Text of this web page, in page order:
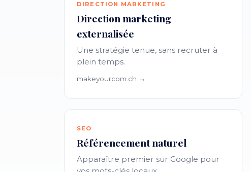
DIRECTION MARKETING
Direction marketing
externalisée
Une stratégie tenue, sans recruter à
plein temps.
makeyourcom.ch →
SEO
Référencement naturel
Apparaître premier sur Google pour